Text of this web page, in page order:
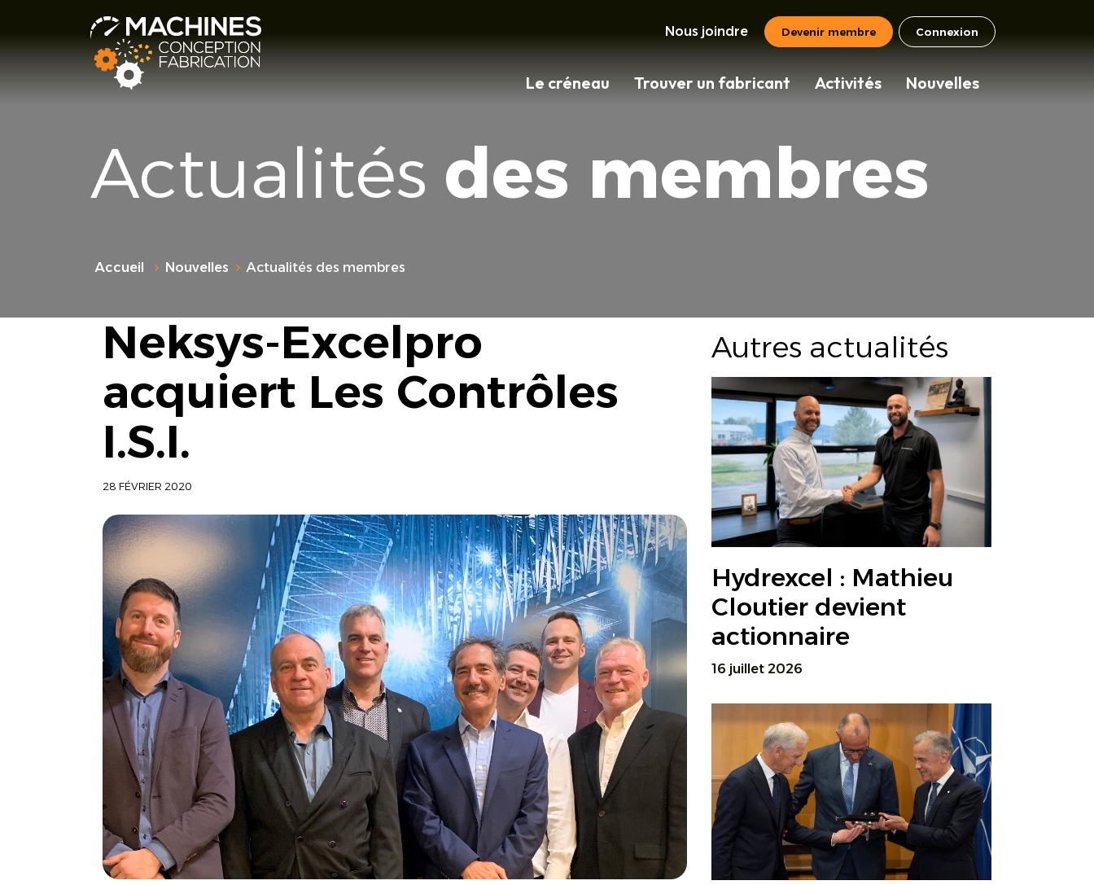
Nous joindre Devenir membre Connexion
Le créneau Trouver un fabricant Activités Nouvelles
Actualités des membres
Accueil Nouvelles Actualités des membres
Neksys-Excelpro
acquiert Les Contrôles
I.S.I.
28 FÉVRIER 2020
Autres actualités
Hydrexcel : Mathieu
Cloutier devient
actionnaire
16 juillet 2026